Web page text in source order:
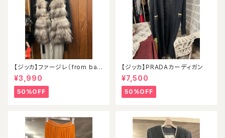
【ジッカ】ファージレ（from ball
oon）
¥3,990
50%OFF
【ジッカ】PRADAカーディガン
¥7,500
50%OFF